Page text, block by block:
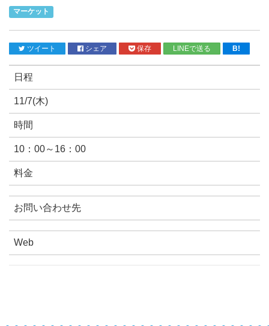
マーケット
ツイート シェア 保存 LINEで送る B!
日程
11/7(木)
時間
10：00～16：00
料金
お問い合わせ先
Web